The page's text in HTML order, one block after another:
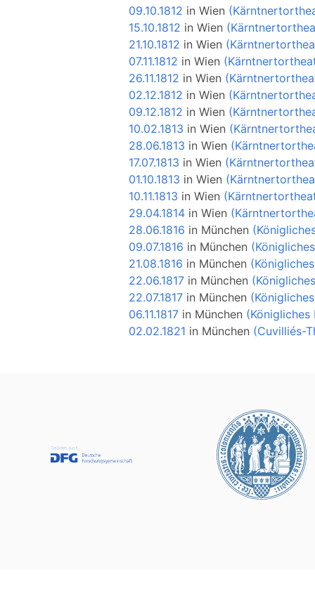
09.10.1812 inWien
15.10.1812 inWien
21.10.1812 inWien
07.11.1812 inWien
26.11.1812 inWien
02.12.1812 inWien
09.12.1812 inWien
10.02.1813 inWien
28.06.1813 inWien
17.07.1813 inWien
01.10.1813 inWien
10.11.1813 inWien
29.04.1814 inWien
28.06.1816 in München
09.07.1816 in München
21.08.1816 in München
22.06.1817 in München
22.07.1817 in München
06.11.1817 in München
02.02.1821 in München (Cuvilliés-